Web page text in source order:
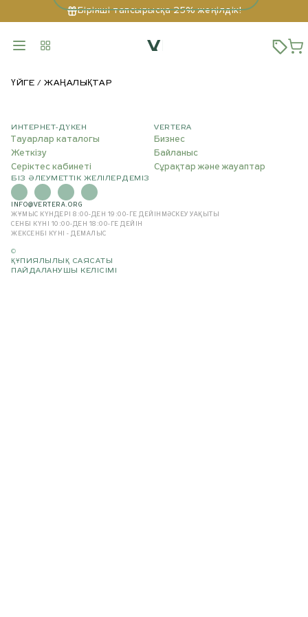
Бірінші тапсырысқа 25% жеңілдік!
ҮЙГЕ ЖАҢАЛЫҚТАР
ИНТЕРНЕТ-ДҮКЕН
Тауарлар каталогы
Жеткізу
Серіктес кабинеті
VERTERA
Бизнес
Байланыс
Сұрақтар және жауаптар
БІЗ ӘЛЕУМЕТТІК ЖЕЛІЛЕРДЕМІЗ
INFO@VERTERA.ORG
ЖҰМЫС КҮНДЕРІ 8:00-ДЕН 19:00-ГЕ ДЕЙІН МӘСКЕУ УАҚЫТЫ
СЕНБІ КҮНІ 10:00-ДЕН 18:00-ГЕ ДЕЙІН
ЖЕКСЕНБІ КҮНІ - ДЕМАЛЫС
©
ҚҰПИЯЛЫЛЫҚ САЯСАТЫ
ПАЙДАЛАНУШЫ КЕЛІСІМІ